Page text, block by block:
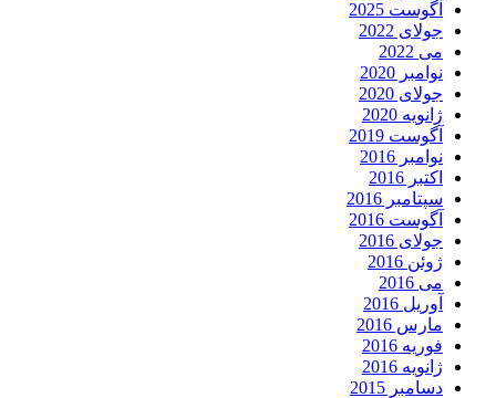
آگوست 2025
جولای 2022
می 2022
نوامبر 2020
جولای 2020
ژانویه 2020
آگوست 2019
نوامبر 2016
اکتبر 2016
سپتامبر 2016
آگوست 2016
جولای 2016
ژوئن 2016
می 2016
آوریل 2016
مارس 2016
فوریه 2016
ژانویه 2016
دسامبر 2015